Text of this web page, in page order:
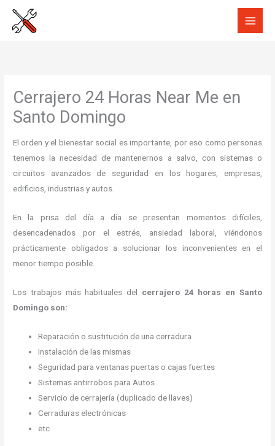
Cerrajero 24 Horas Near Me en
Santo Domingo
El orden y el bienestar social es importante, por eso como personas
tenemos la necesidad de mantenernos a salvo, con sistemas o
circuitos avanzados de seguridad en los hogares, empresas,
edificios, industrias y autos.
En la prisa del día a día se presentan momentos difíciles,
desencadenados por el estrés, ansiedad laboral, viéndonos
prácticamente obligados a solucionar los inconvenientes en el
menor tiempo posible.
Los trabajos más habituales del cerrajero 24 horas en Santo
Domingo son:
Reparación o sustitución de una cerradura
Instalación de las mismas
Seguridad para ventanas puertas o cajas fuertes
Sistemas antirrobos para Autos
Servicio de cerrajería (duplicado de llaves)
Cerraduras electrónicas
etc